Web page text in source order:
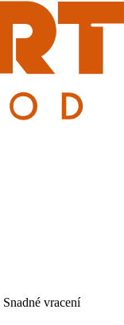
Snadné vracení